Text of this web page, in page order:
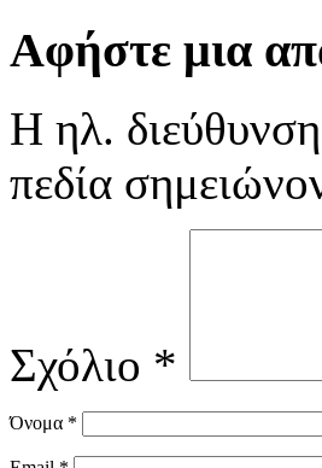
Αφήστε μια
Η ηλ.
πεδία
Σχόλιο *
Όνομα *